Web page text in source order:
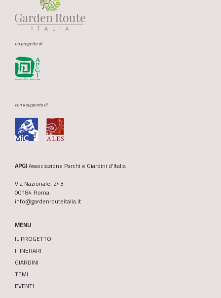
un progetto di
con il supporto di
APGIAssociazione Parchi e Giardini d’Italia
Via Nazionale, 243
00184 Roma
info@gardenrouteitalia.it
MENU
IL PROGETTO
ITINERARI
GIARDINI
TEMI
EVENTI